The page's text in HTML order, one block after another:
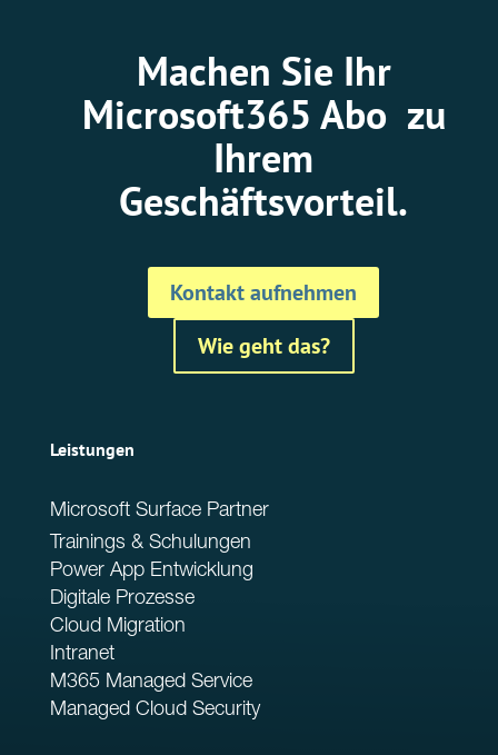
Machen Sie Ihr
Microsoft365 Abo zu
Ihrem
Geschäftsvorteil.
Kontakt aufnehmen
Wie geht das?
Leistungen
Microsoft Surface Partner
Trainings & Schulungen
Power App Entwicklung
Digitale Prozesse
Cloud Migration
Intranet
M365 Managed Service
Managed Cloud Security